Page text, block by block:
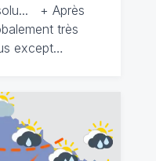
+ Après
très
except…